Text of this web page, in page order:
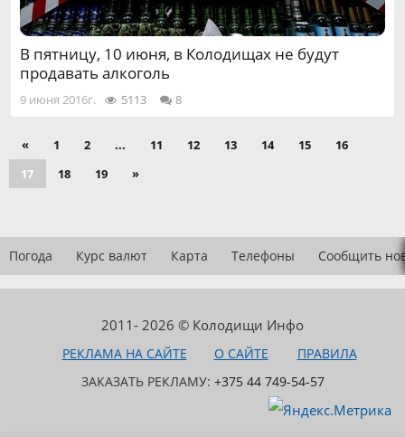
В пятницу, 10 июня, в Колодищах не будут
продавать алкоголь
9 июня 2016г. 5113 8
« 1 2 ... 11 12 13 14 15
16
17
18 19 »
Погода Курс валют Карта Телефоны Сообщить
2011- 2026 © Колодищи Инфо
РЕКЛАМА НА САЙТЕ О САЙТЕ
ПРАВИЛА
ЗАКАЗАТЬ РЕКЛАМУ: +375 44 749-54-57